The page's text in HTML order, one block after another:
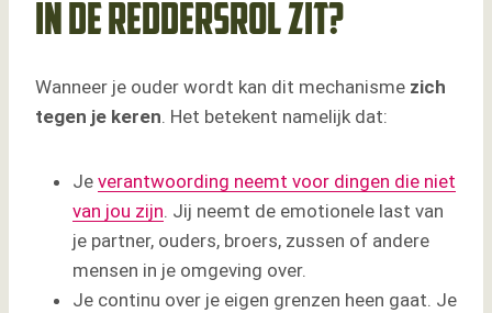
in de reddersrol zit?
Wanneer je ouder wordt kan dit mechanisme zich
tegen je keren. Het betekent namelijk dat:
Je verantwoording neemt voor dingen die niet
van jou zijn. Jij neemt de emotionele last van
je partner, ouders, broers, zussen of andere
mensen in je omgeving over.
Je continu over je eigen grenzen heen gaat. Je